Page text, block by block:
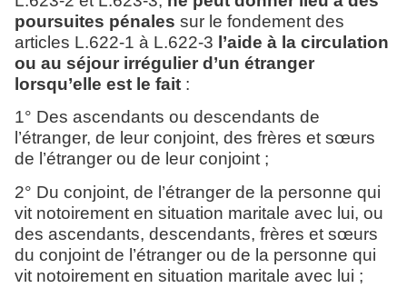
poursuites pénales sur le fondement des
articles L.622-1 à L.622-3 l’aide à la circulation
ou au séjour irrégulier d’un étranger
lorsqu’elle est le fait :
1° Des ascendants ou descendants de
l’étranger, de leur conjoint, des frères et sœurs
de l’étranger ou de leur conjoint ;
2° Du conjoint, de l’étranger de la personne qui
vit notoirement en situation maritale avec lui, ou
des ascendants, descendants, frères et sœurs
du conjoint de l’étranger ou de la personne qui
vit notoirement en situation maritale avec lui ;